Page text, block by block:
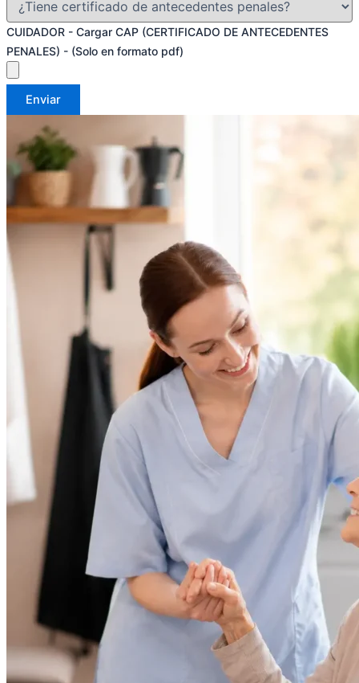
CUIDADOR - Cargar CAP (CERTIFICADO DE ANTECEDENTES
PENALES) - (Solo en formato pdf)
Enviar